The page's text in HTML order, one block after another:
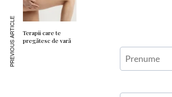
Terapii care te
pregătesc de vară
PREVIOUS ARTICLE